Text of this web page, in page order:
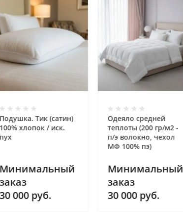
Подушка. Тик (сатин)
100% хлопок / иск.
пух
Минимальный
заказ
30 000 руб.
Одеяло средней
теплоты (200 гр/м2 -
п/э волокно, чехол
МФ 100% пэ)
Минимальный
заказ
30 000руб.